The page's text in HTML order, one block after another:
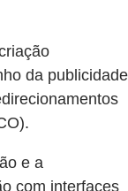
da publicidade
e a
com interfaces